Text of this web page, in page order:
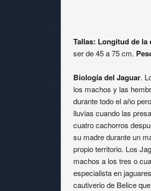
Tallas: Longitud de la
ser de 45 a 75 cm.
Biología del Jaguar.
los machos y las
durante todo el año
lluvias cuando las
cuatro cachorros
su madre durante un
propio territorio. Los
machos a los tres o
especialista en
cautiverio de Belice